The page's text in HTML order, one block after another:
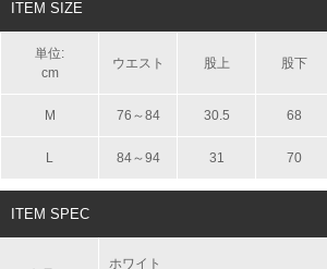
ITEM SIZE
単位:
cm
ウエスト 股上 股下
M 76～84 30.5 68
L 84～94 31 70
ITEM SPEC
ホワイト